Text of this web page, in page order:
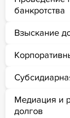
банкротства
Взыскание
Медиация и
долгов